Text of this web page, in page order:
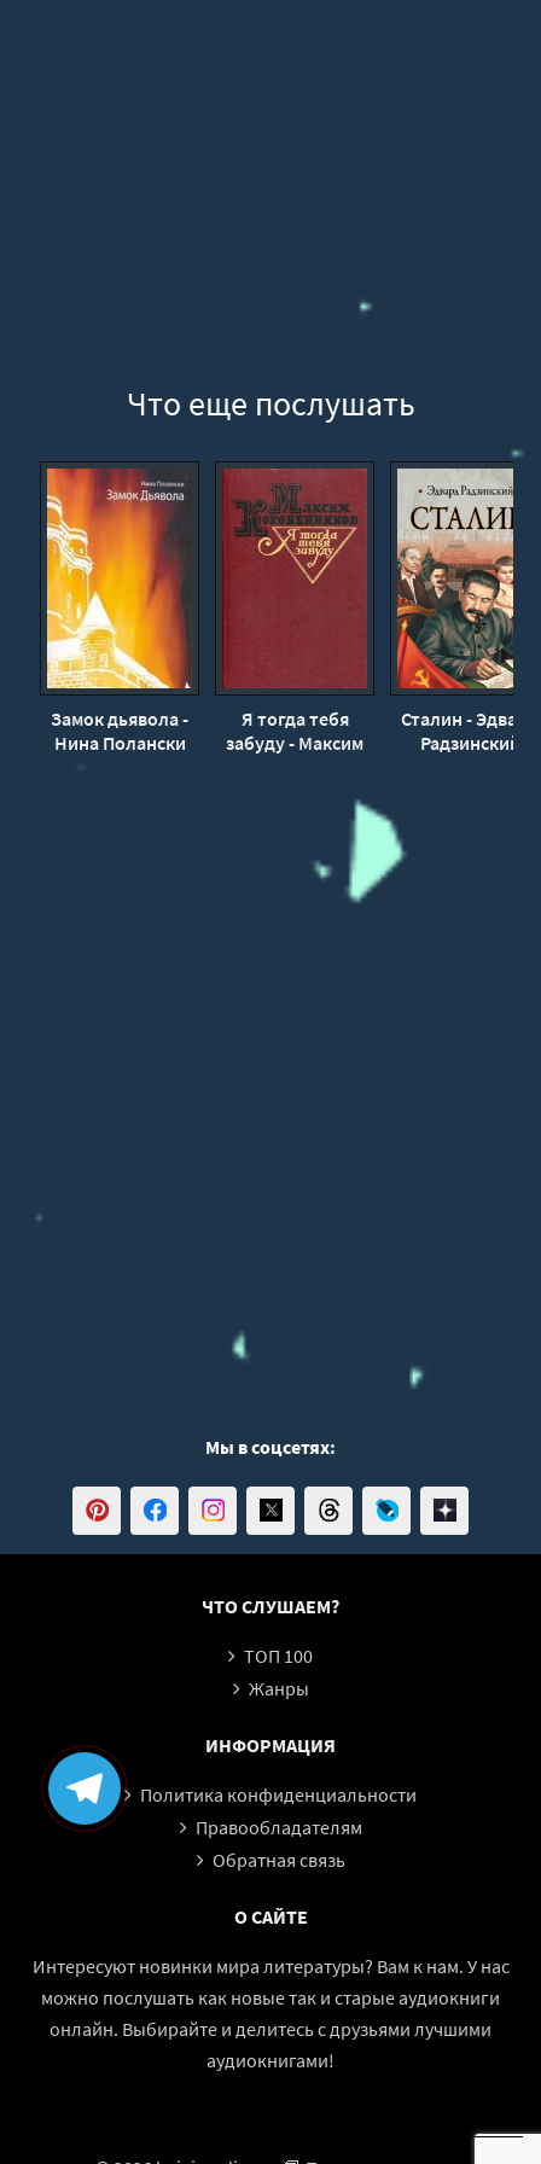
Что еще послушать
Замок дьявола -
Нина Полански
Я тогда тебя
забуду - Максим
Сталин - Эдвард
Радзинский
Мы в соцсетях:
ЧТО СЛУШАЕМ?
ТОП 100
Жанры
ИНФОРМАЦИЯ
Политика конфиденциальности
Правообладателям
Обратная связь
О САЙТЕ
Интересуют новинки мира литературы? Вам к нам. У нас
можно послушать как новые так и старые аудиокниги
онлайн. Выбирайте и делитесь с друзьями лучшими
аудиокнигами!